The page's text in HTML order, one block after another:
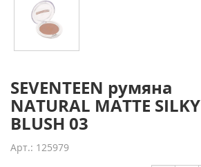
SEVENTEEN румяна
NATURAL MATTE SILKY
BLUSH 03
Арт.: 125979